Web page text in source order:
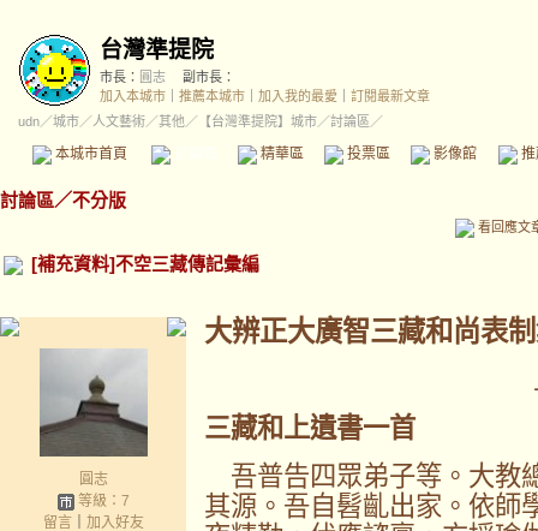
台灣準提院
市長： 圓志
副市長：
加入本城市
推薦本城市 加入我的最愛
訂閱最新文章
udn／城市／人文藝術／其他 ／ 【台灣準提院】城市／討論區／
本城市首頁 精華區 投票區 影像館
討論區／不分版
看回應文
[補充資料]不空三藏傳記彙編
圓志
等級：7
留言｜ 加入好友
大辨正大廣智三藏和尚表
三藏和上遺書一首
吾普告四眾弟子等。大教
其源。吾自髫齓出家。依師